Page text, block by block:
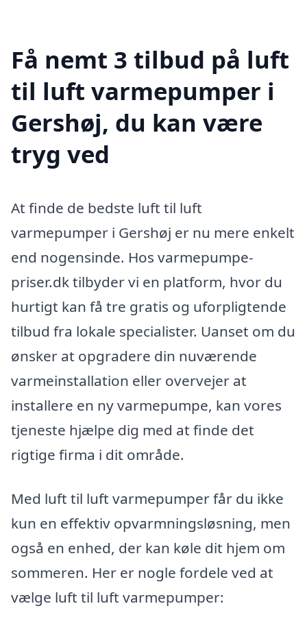
Få nemt 3 tilbud på luft
til luft varmepumper i
Gershøj, du kan være
tryg ved
At finde de bedste luft til luft
varmepumper i Gershøj er nu mere enkelt
end nogensinde. Hos varmepumpe-
priser.dk tilbyder vi en platform, hvor du
hurtigt kan få tre gratis og uforpligtende
tilbud fra lokale specialister. Uanset om du
ønsker at opgradere din nuværende
varmeinstallation eller overvejer at
installere en ny varmepumpe, kan vores
tjeneste hjælpe dig med at finde det
rigtige firma i dit område.
Med luft til luft varmepumper får du ikke
kun en effektiv opvarmningsløsning, men
også en enhed, der kan køle dit hjem om
sommeren. Her er nogle fordele ved at
vælge luft til luft varmepumper: